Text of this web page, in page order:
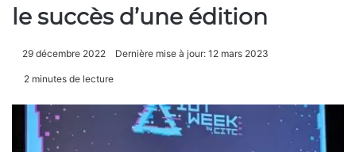
le succès d’une édition
29 décembre 2022 Dernière mise à jour: 12 mars 2023
2 minutes de lecture